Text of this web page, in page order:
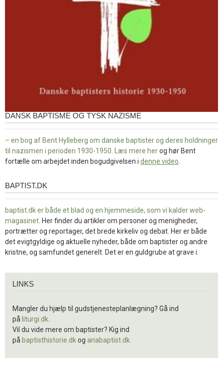
DANSK BAPTISME OG TYSK NAZISME
– en bog af Bent Hylleberg om danske baptister og deres holdninger
til nazismen i perioden 1930-1950. Læs mere herog hør Bent
fortælle om arbejdet inden bogudgivelsen i denne video
baptist.dk
BAPTIST.DK
baptist.dk er både et blad og en hjemmeside, som vi kalder web-
magasinet . Her finder du artikler om personer og menigheder,
portrætter og reportager, det brede kirkeliv og debat. Her er både
det evigtgyldige og aktuelle nyheder, både om baptister og andre
kristne, og samfundet generelt. Det er en guldgrube at grave i.
LINKS
Mangler du hjælp til gudstjenesteplanlægning? Gå ind
på liturgi.dk
Vil du vide mere om baptister? Kig ind
på baptisthistorie.dkog anabaptist.dk